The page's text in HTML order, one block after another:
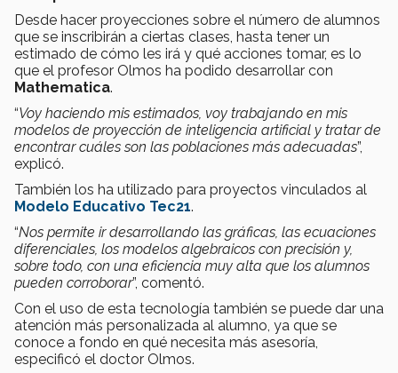
Desde hacer proyecciones sobre el número de alumnos
que se inscribirán a ciertas clases, hasta tener un
estimado de cómo les irá y qué acciones tomar, es lo
que el profesor Olmos ha podido desarrollar con
Mathematica.
“Voy haciendo mis estimados, voy trabajando en mis
modelos de proyección de inteligencia artificial y tratar de
encontrar cuáles son las poblaciones más adecuadas”,
explicó.
También los ha utilizado para proyectos vinculados al
Modelo Educativo Tec21.
“Nos permite ir desarrollando las gráficas, las ecuaciones
diferenciales, los modelos algebraicos con precisión y,
sobre todo, con una eficiencia muy alta que los alumnos
pueden corroborar”, comentó.
Con el uso de esta tecnología también se puede dar una
atención más personalizada al alumno, ya que se
conoce a fondo en qué necesita más asesoría,
especificó el doctor Olmos.